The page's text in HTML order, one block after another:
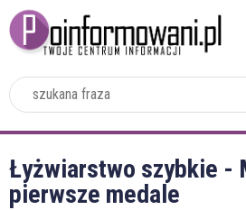
Łyżwiarstwo szybkie -
pierwsze medale